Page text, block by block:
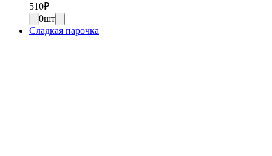
510₽
0шт
Сладкая парочка